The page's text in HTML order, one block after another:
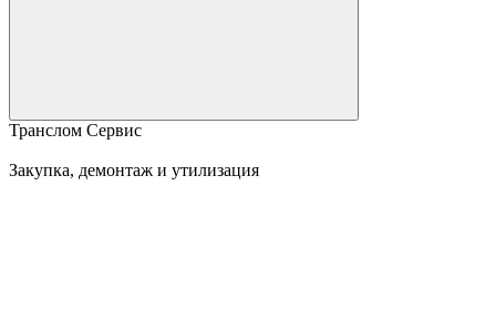
Транслом Сервис
Закупка, демонтаж и утилизация